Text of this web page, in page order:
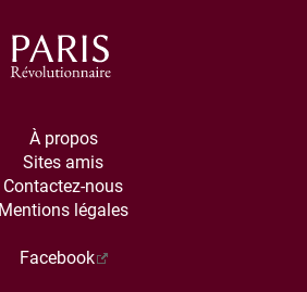
À propos
Sites amis
Contactez-nous
Mentions légales
Facebook